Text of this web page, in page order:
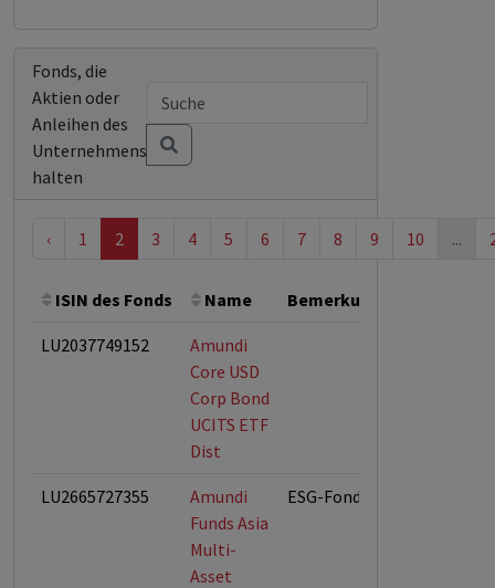
Fonds, die
Aktien oder
Anleihen des
Unternehmens
halten
‹ 1 2 3 4 5 6 7 8 9 10 ...
ISIN des Fonds Name Bemerkung
LU2037749152
Amundi
Core USD
Corp Bond
UCITS ETF
Dist
LU2665727355
Amundi
Funds Asia
Multi-
Asset
ESG-Fonds